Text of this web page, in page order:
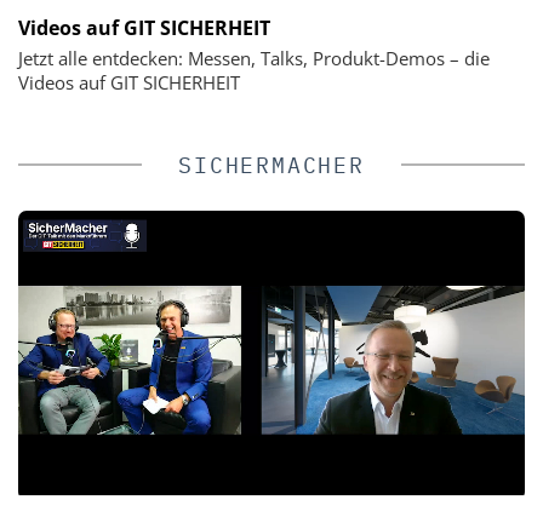
Videos auf GIT SICHERHEIT
Jetzt alle entdecken: Messen, Talks, Produkt-Demos – die
Videos auf GIT SICHERHEIT
SICHERMACHER